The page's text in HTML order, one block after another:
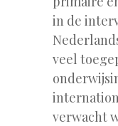
in de
veel
verwacht